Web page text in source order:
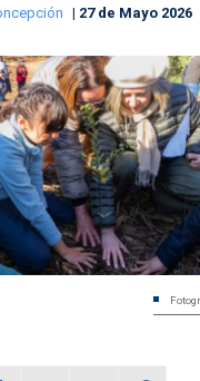
27 de Mayo 2026